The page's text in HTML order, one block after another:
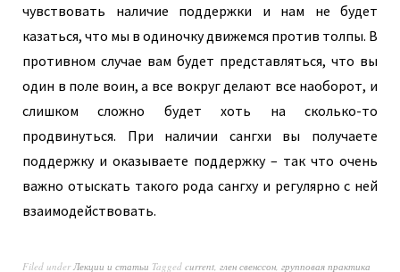
чувствовать наличие поддержки и нам не будет
казаться, что мы в одиночку движемся против толпы. В
противном случае вам будет представляться, что вы
один в поле воин, а все вокруг делают все наоборот, и
слишком сложно будет хоть на сколько-то
продвинуться. При наличии сангхи вы получаете
поддержку и оказываете поддержку – так что очень
важно отыскать такого рода сангху и регулярно с ней
взаимодействовать.
Filed underЛекции и статьи Tagged current, глен свенссон, групповая практика